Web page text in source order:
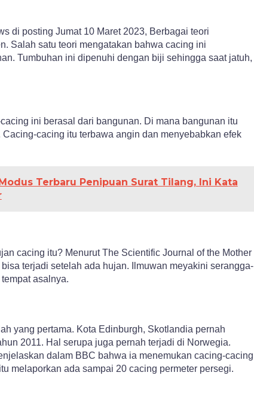
di posting Jumat 10 Maret 2023, Berbagai teori
Salah satu teori mengatakan bahwa cacing ini
Tumbuhan ini dipenuhi dengan biji sehingga saat jatuh,
ini berasal dari bangunan. Di mana bangunan itu
cacing itu terbawa angin dan menyebabkan efek
Terbaru Penipuan Surat Tilang, Ini Kata
cacing itu? Menurut The Scientific Journal of the Mother
terjadi setelah ada hujan. Ilmuwan meyakini serangga-
asalnya.
yang pertama. Kota Edinburgh, Skotlandia pernah
2011. Hal serupa juga pernah terjadi di Norwegia.
dalam BBC bahwa ia menemukan cacing-cacing
melaporkan ada sampai 20 cacing permeter persegi.